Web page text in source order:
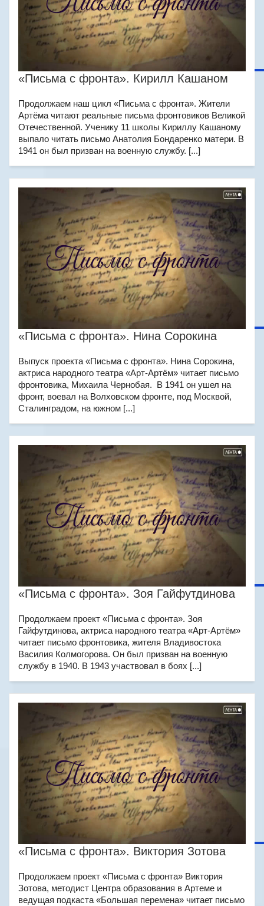
«Письма с фронта». Кирилл Кашаном
Продолжаем наш цикл «Письма с фронта». Жители
Артёма читают реальные письма фронтовиков Великой
Отечественной. Ученику 11 школы Кириллу Кашаному
выпало читать письмо Анатолия Бондаренко матери. В
1941 он был призван на военную службу. [...]
«Письма с фронта». Нина Сорокина
Выпуск проекта «Письма с фронта». Нина Сорокина,
актриса народного театра «Арт-Артём» читает письмо
фронтовика, Михаила Чернобая. В 1941 он ушел на
фронт, воевал на Волховском фронте, под Москвой,
Сталинградом, на южном [...]
«Письма с фронта». Зоя Гайфутдинова
Продолжаем проект «Письма с фронта». Зоя
Гайфутдинова, актриса народного театра «Арт-Артём»
читает письмо фронтовика, жителя Владивостока
Василия Колмогорова. Он был призван на военную
службу в 1940. В 1943 участвовал в боях [...]
«Письма с фронта». Виктория Зотова
Продолжаем проект «Письма с фронта» Виктория
Зотова, методист Центра образования в Артеме и
ведущая подкаста «Большая перемена» читает письмо